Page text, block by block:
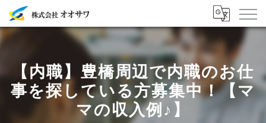
【内職】豊橋周辺で内職のお仕
事を探している方募集中！【マ
マの収入例♪】